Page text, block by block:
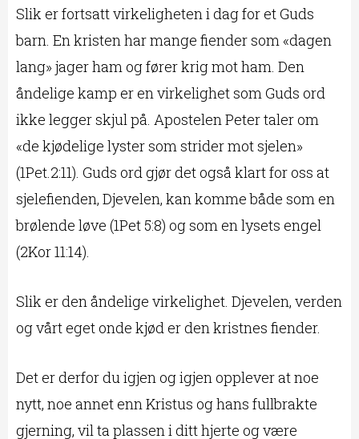
Slik er fortsatt virkeligheten i dag for et Guds
barn. En kristen har mange fiender som «dagen
lang» jager ham og fører krig mot ham. Den
åndelige kamp er en virkelighet som Guds ord
ikke legger skjul på. Apostelen Peter taler om
«de kjødelige lyster som strider mot sjelen»
(1Pet.2:11). Guds ord gjør det også klart for oss at
sjelefienden, Djevelen, kan komme både som en
brølende løve (1Pet 5:8) og som en lysets engel
(2Kor 11:14).
Slik er den åndelige virkelighet. Djevelen, verden
og vårt eget onde kjød er den kristnes fiender.
Det er derfor du igjen og igjen opplever at noe
nytt, noe annet enn Kristus og hans fullbrakte
gjerning, vil ta plassen i ditt hjerte og være